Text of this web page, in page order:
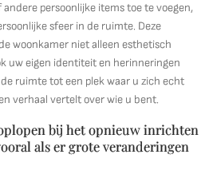
persoonlijke items toe te voegen,
sfeer in de ruimte. Deze
woonkamer niet alleen esthetisch
uw eigen identiteit en herinneringen
ruimte tot een plek waar u zich echt
verhaal vertelt over wie u bent.
bij het opnieuw inrichten
als er grote veranderingen